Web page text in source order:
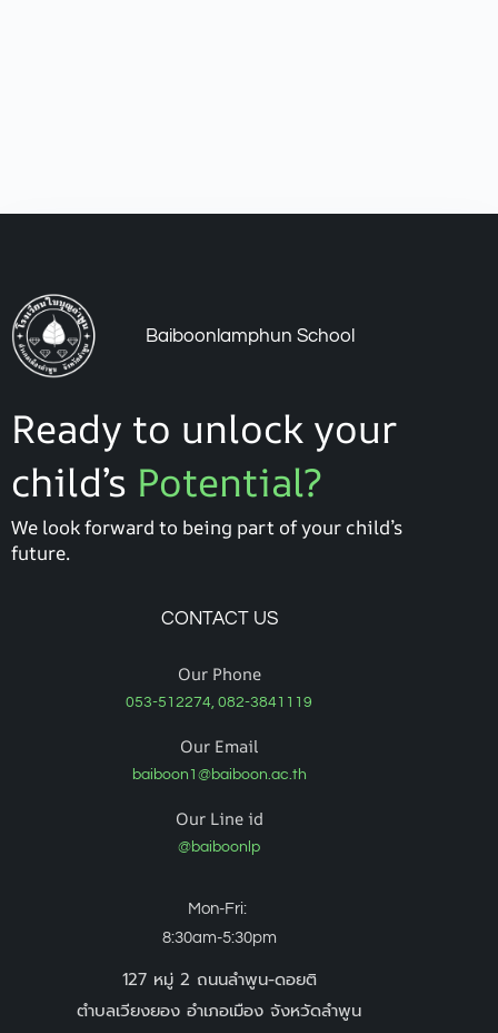
Baiboonlamphun School
Ready to unlock your
child’s Potential?
We look forward to being part of your child’s
future.
CONTACT US
Our Phone
053-512274, 082-3841119
Our Email
baiboon1@baiboon.ac.th
Our Line id
@baiboonlp
Mon-Fri:
8:30am-5:30pm
127 หมู่ 2 ถนนลำพูน-ดอยติ
ตำบลเวียงยอง อำเภอเมือง จังหวัดลำพูน